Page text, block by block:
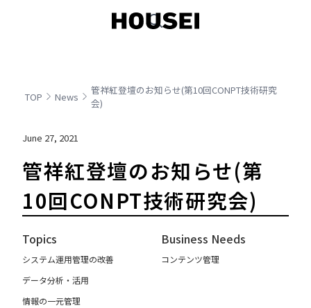
TOP News
管祥紅登壇のお知らせ(第10回CONPT技術研究
会)
June 27, 2021
管祥紅登壇のお知らせ(第
10回CONPT技術研究会)
Topics
システム運用管理の改善
データ分析・活用
情報の一元管理
Business Needs
コンテンツ管理